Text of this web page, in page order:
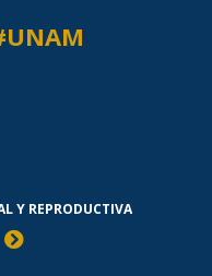
Y REPRODUCTIVA